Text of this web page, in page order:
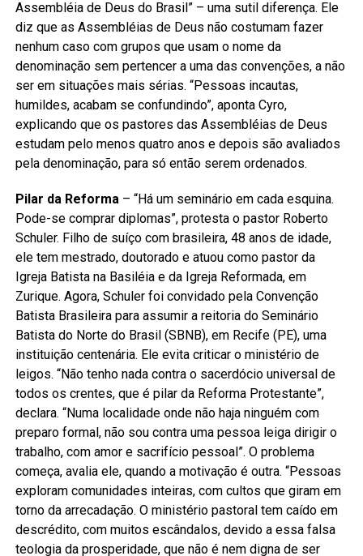
Assembléia de Deus do Brasil” – uma sutil diferença. Ele
diz que as Assembléias de Deus não costumam fazer
nenhum caso com grupos que usam o nome da
denominação sem pertencer a uma das convenções, a não
ser em situações mais sérias. “Pessoas incautas,
humildes, acabam se confundindo”, aponta Cyro,
explicando que os pastores das Assembléias de Deus
estudam pelo menos quatro anos e depois são avaliados
pela denominação, para só então serem ordenados.
Pilar da Reforma– “Há um seminário em cada esquina.
Pode-se comprar diplomas”, protesta o pastor Roberto
Schuler. Filho de suíço com brasileira, 48 anos de idade,
ele tem mestrado, doutorado e atuou como pastor da
Igreja Batista na Basiléia e da Igreja Reformada, em
Zurique. Agora, Schuler foi convidado pela Convenção
Batista Brasileira para assumir a reitoria do Seminário
Batista do Norte do Brasil (SBNB), em Recife (PE), uma
instituição centenária. Ele evita criticar o ministério de
leigos. “Não tenho nada contra o sacerdócio universal de
todos os crentes, que é pilar da Reforma Protestante”,
declara. “Numa localidade onde não haja ninguém com
preparo formal, não sou contra uma pessoa leiga dirigir o
trabalho, com amor e sacrifício pessoal”. O problema
começa, avalia ele, quando a motivação é outra. “Pessoas
exploram comunidades inteiras, com cultos que giram em
torno da arrecadação. O ministério pastoral tem caído em
descrédito, com muitos escândalos, devido a essa falsa
teologia da prosperidade, que não é nem digna de ser